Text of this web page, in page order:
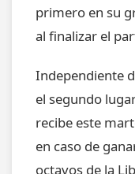
primero en su
al finalizar el
Independiente
el segundo
recibe este
en caso de
octavos de la